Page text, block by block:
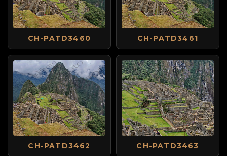
CH-PATD3460 CH-PATD3461
CH-PATD3462 CH-PATD3463